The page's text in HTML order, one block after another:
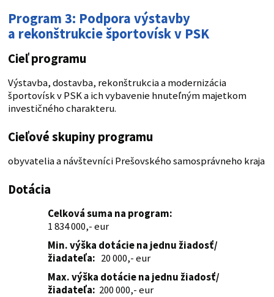
Program 3: Podpora výstavby
a rekonštrukcie športovísk v PSK
Cieľ programu
Výstavba, dostavba, rekonštrukcia a modernizácia
športovísk v PSK a ich vybavenie hnuteľným majetkom
investičného charakteru.
Cieľové skupiny programu
obyvatelia a návštevníci Prešovského samosprávneho kraja
Dotácia
Celková suma na program:
1 834 000,- eur
Min. výška dotácie na jednu žiadosť/
žiadateľa: 20 000,- eur
Max. výška dotácie na jednu žiadosť/
žiadateľa: 200 000,- eur